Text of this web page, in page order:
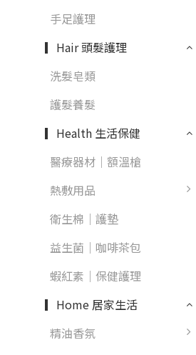
手足護理
▎Hair 頭髮護理
洗髮皂類
護髮養髮
▎Health 生活保健
醫療器材｜額溫槍
熱敷用品
衛生棉｜護墊
益生菌｜咖啡茶包
蝦紅素｜保健護理
▎Home 居家生活
精油香氛